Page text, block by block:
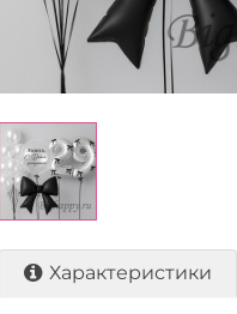
Характеристики